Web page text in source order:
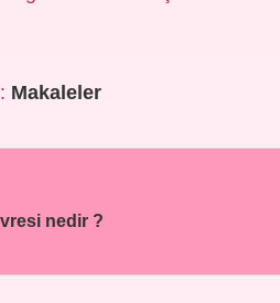
Makaleler
nedir ?